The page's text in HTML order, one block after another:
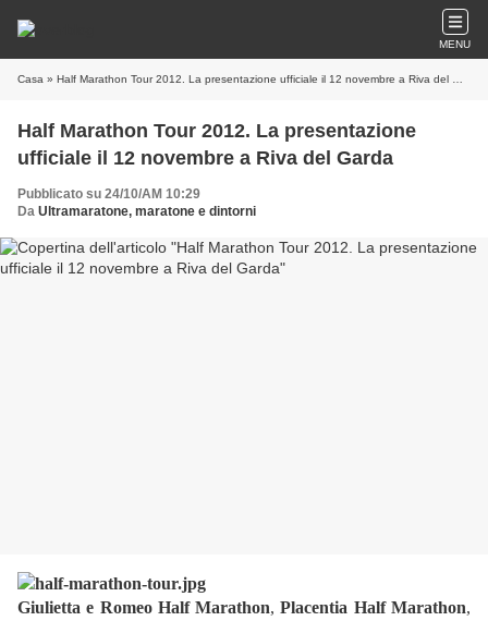
MENU
Casa » Half Marathon Tour 2012. La presentazione ufficiale il 12 novembre a Riva del Garda
Half Marathon Tour 2012. La presentazione
ufficiale il 12 novembre a Riva del Garda
Pubblicato su 24/10/AM 10:29
Da Ultramaratone, maratone e dintorni
Giulietta e Romeo Half Marathon,Placentia Half Marathon,